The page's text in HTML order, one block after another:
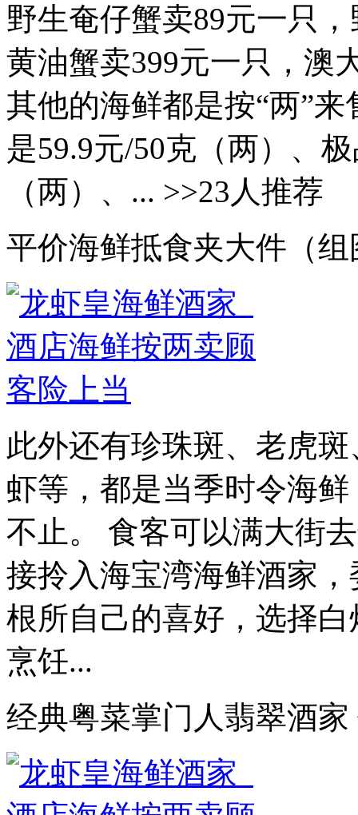
野生奄仔蟹卖89元一只
黄油蟹卖399元一只，澳
其他的海鲜都是按“两”
是59.9元/50克（两）、
（两）、... >>23人推荐
平价海鲜抵食夹大件（组
此外还有珍珠斑、老虎
虾等，都是当季时令海
不止。 食客可以满大街
接拎入海宝湾海鲜酒家
根所自己的喜好，选择
烹饪...
经典粤菜掌门人翡翠酒